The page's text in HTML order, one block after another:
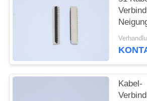
FPC
Kabel-